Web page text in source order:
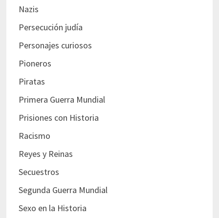
Nazis
Persecución judía
Personajes curiosos
Pioneros
Piratas
Primera Guerra Mundial
Prisiones con Historia
Racismo
Reyes y Reinas
Secuestros
Segunda Guerra Mundial
Sexo en la Historia